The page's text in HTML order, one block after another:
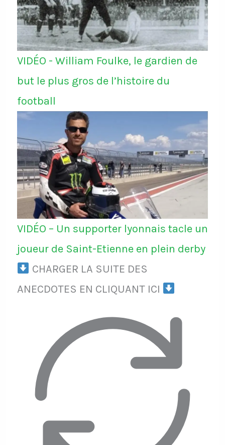
VIDÉO - William Foulke, le gardien de
but le plus gros de l’histoire du
football
VIDÉO – Un supporter lyonnais tacle un
joueur de Saint-Etienne en plein derby
CHARGER LA SUITE DES
ANECDOTES EN CLIQUANT ICI